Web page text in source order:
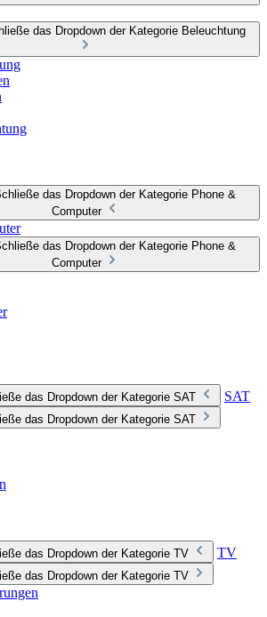
das Dropdown der Kategorie Beleuchtung
das Dropdown der Kategorie Phone &
Computer
das Dropdown der Kategorie Phone &
Computer
das Dropdown der Kategorie SAT SAT
das Dropdown der Kategorie SAT
das Dropdown der Kategorie TV TV
das Dropdown der Kategorie TV